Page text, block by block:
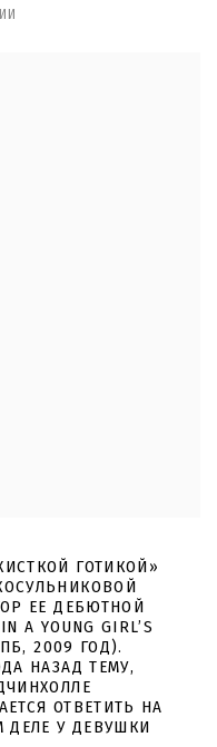
ГОТИКОЙ»
ЕЕ ДЕБЮТНОЙ
A YOUNG GIRL’S
2009 ГОД).
НАЗАД ТЕМУ,
ОТВЕТИТЬ НА
ДЕЛЕ У ДЕВУШКИ